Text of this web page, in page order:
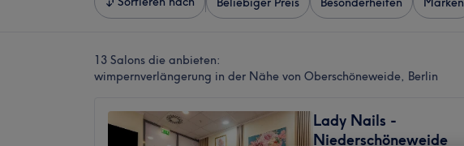
13 Salons die anbieten:
wimpernverlängerung in der Nähe von Oberschöneweide, Berlin
Lady Nails -
Niederschöneweide